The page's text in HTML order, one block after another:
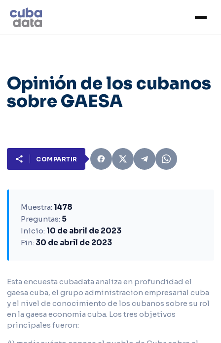
Opinión de los cubanos
sobre GAESA
COMPARTIR
Muestra: 1478
Preguntas: 5
Inicio: 10 de abril de 2023
Fin: 30 de abril de 2023
Esta encuesta cubadata analiza en profundidad el
gaesa cuba, el grupo administracion empresarial cuba
y el nivel de conocimiento de los cubanos sobre su rol
en la gaesa economia cuba. Los tres objetivos
principales fueron: